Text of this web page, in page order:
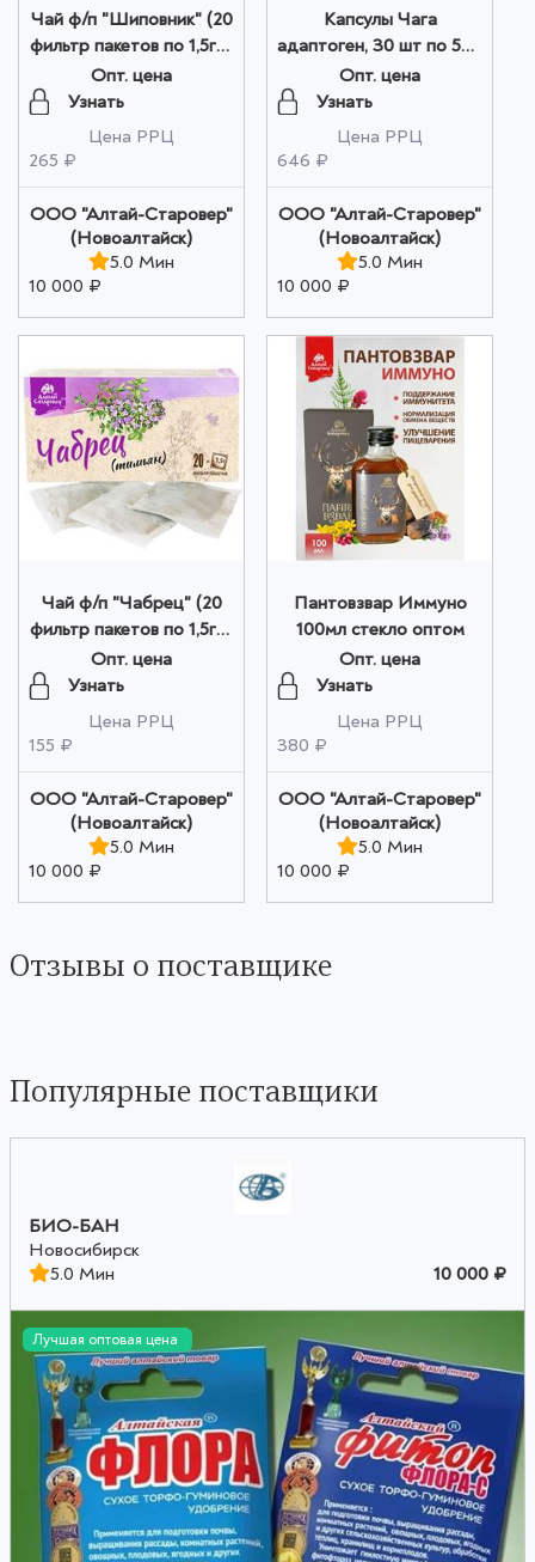
Чай ф/п "Шиповник" (20
фильтр пакетов по 1,5гр)
оптом
Опт. цена
Узнать
Цена РРЦ
265 ₽
ООО "Алтай-Старовер"
(Новоалтайск)
5.0 Мин
10 000 ₽
Капсулы Чага
адаптоген, 30 шт по 500
мг оптом
Опт. цена
Узнать
Цена РРЦ
646 ₽
ООО "Алтай-Старовер"
(Новоалтайск)
5.0 Мин
10 000 ₽
Чай ф/п "Чабрец" (20
фильтр пакетов по 1,5гр)
оптом
Опт. цена
Узнать
Цена РРЦ
155 ₽
ООО "Алтай-Старовер"
(Новоалтайск)
5.0 Мин
10 000 ₽
Пантовзвар Иммуно
100мл стекло оптом
Опт. цена
Узнать
Цена РРЦ
380 ₽
ООО "Алтай-Старовер"
(Новоалтайск)
5.0 Мин
10 000 ₽
Отзывы о поставщике
Популярные поставщики
БИО-БАН
Новосибирск
5.0 Мин
10 000 ₽
Лучшая оптовая цена